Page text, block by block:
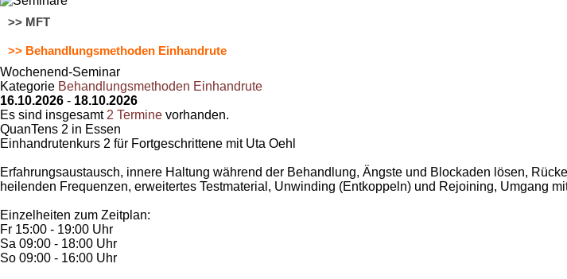
>> MFT
>> Behandlungsmethoden Einhandrute
Wochenend-Seminar
Kategorie Behandlungsmethoden Einhandrute
16.10.2026 - 18.10.2026
Es sind insgesamt 2 Termine vorhanden.
QuanTens 2 in Essen
Einhandrutenkurs 2 für Fortgeschrittene mit Uta Oehl
Erfahrungsaustausch, innere Haltung während der Behandlung, Ängste und Blockaden lösen,
heilenden Frequenzen, erweitertes Testmaterial, Unwinding (Entkoppeln) und Rejoining, Umgang
Einzelheiten zum Zeitplan:
Fr 15:00 - 19:00 Uhr
Sa 09:00 - 18:00 Uhr
So 09:00 - 16:00 Uhr